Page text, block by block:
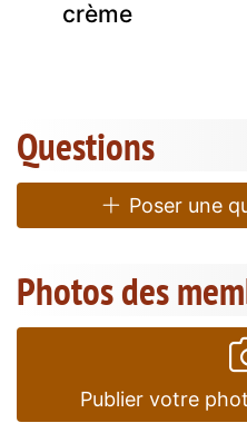
crème
Questions
Poser une
Photos des
Publier votre